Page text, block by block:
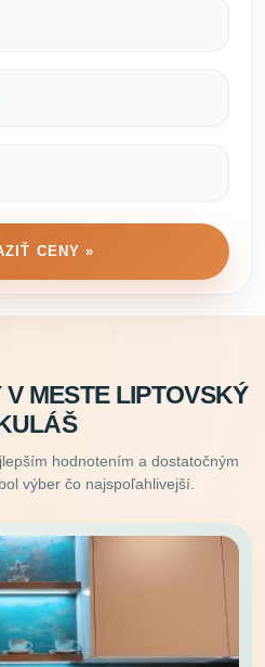
CENY »
MESTE LIPTOVSKÝ
hodnotením a dostatočným
výber čo najspoľahlivejší.